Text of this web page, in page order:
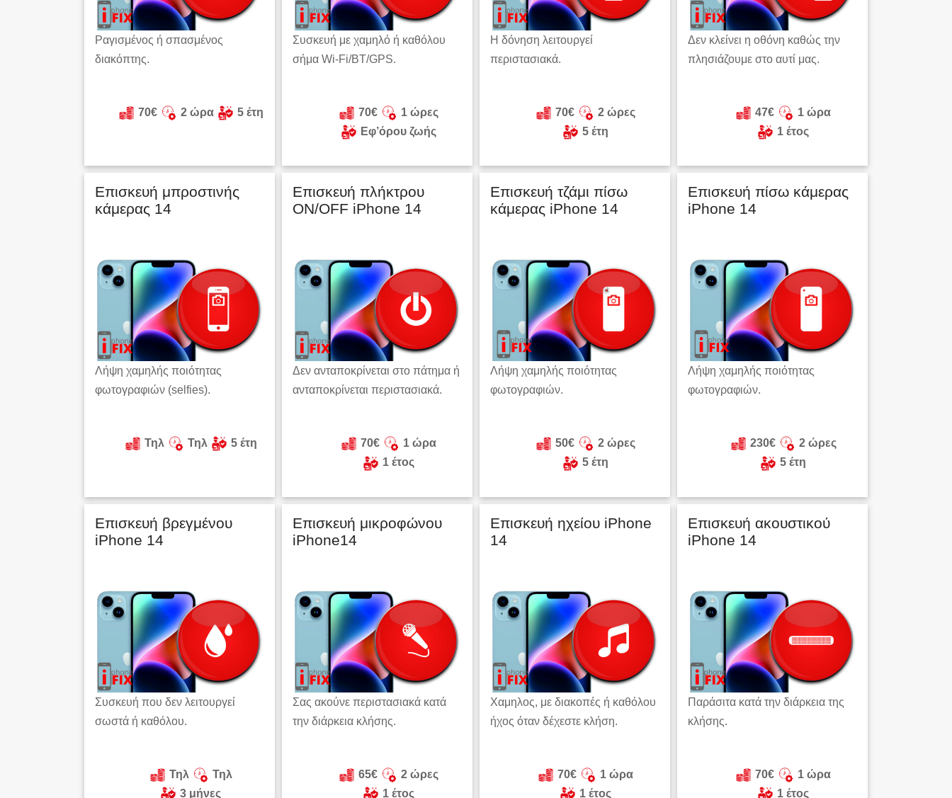
Ραγισμένος ή σπασμένος
διακόπτης.
70€ 2 ώρα 5 έτη
Συσκευή με χαμηλό ή καθόλου
σήμα Wi-Fi/BT/GPS.
70€
1 ώρες
Εφ’όρου ζωής
Η δόνηση λειτουργεί
περιστασιακά.
70€
2 ώρες
5 έτη
Δεν κλείνει η οθόνη καθώς την
πλησιάζουμε στο αυτί μας.
47€
1 ώρα
1 έτος
Επισκευή μπροστινής
κάμερας 14
Λήψη χαμηλής ποιότητας
φωτογραφιών (selfies).
Τηλ Τηλ 5 έτη
Επισκευή πλήκτρου
ON/OFF iPhone 14
Δεν ανταποκρίνεται στο πάτημα ή
ανταποκρίνεται περιστασιακά.
70€
1 ώρα
1 έτος
Επισκευή τζάμι πίσω
κάμερας iPhone 14
Λήψη χαμηλής ποιότητας
φωτογραφιών.
50€
2 ώρες
5 έτη
Επισκευή πίσω κάμερας
iPhone 14
Λήψη χαμηλής ποιότητας
φωτογραφιών.
230€
2 ώρες
5 έτη
Επισκευή βρεγμένου
iPhone 14
Συσκευή που δεν λειτουργεί
σωστά ή καθόλου.
Τηλ
Τηλ
3 μήνες
Επισκευή μικροφώνου
iPhone14
Σας ακούνε περιστασιακά κατά
την διάρκεια κλήσης.
65€
2 ώρες
1 έτος
Επισκευή ηχείου iPhone
14
Χαμηλος, με διακοπές ή καθόλου
ήχος όταν δέχεστε κλήση.
70€
1 ώρα
1 έτος
Eπισκευή ακουστικού
iPhone 14
Παράσιτα κατά την διάρκεια της
κλήσης.
70€
1 ώρα
1 έτος